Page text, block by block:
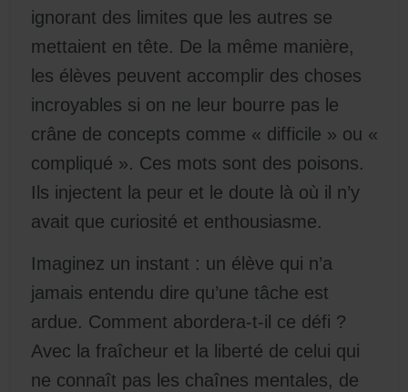
ignorant des limites que les autres se
mettaient en tête. De la même manière,
les élèves peuvent accomplir des choses
incroyables si on ne leur bourre pas le
crâne de concepts comme « difficile » ou «
compliqué ». Ces mots sont des poisons.
Ils injectent la peur et le doute là où il n’y
avait que curiosité et enthousiasme.
Imaginez un instant : un élève qui n’a
jamais entendu dire qu’une tâche est
ardue. Comment abordera-t-il ce défi ?
Avec la fraîcheur et la liberté de celui qui
ne connaît pas les chaînes mentales, de